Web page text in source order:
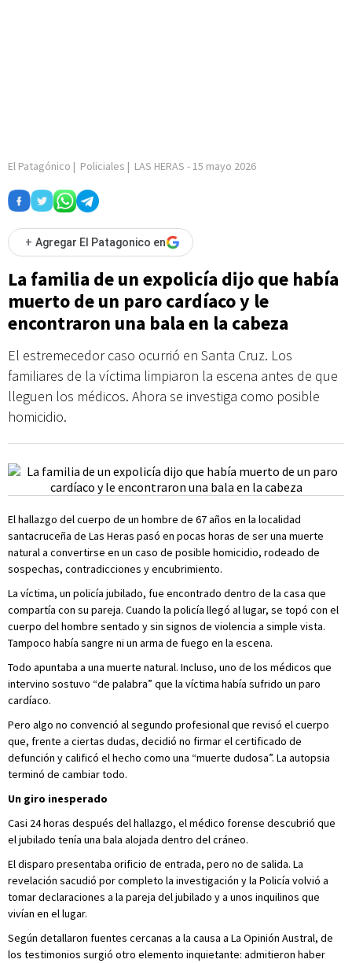
El Patagónico | Policiales | LAS HERAS - 15 mayo 2026
+ Agregar El Patagonico en
La familia de un expolicía dijo que había
muerto de un paro cardíaco y le
encontraron una bala en la cabeza
El estremecedor caso ocurrió en Santa Cruz. Los
familiares de la víctima limpiaron la escena antes de que
lleguen los médicos. Ahora se investiga como posible
homicidio.
El hallazgo del cuerpo de un hombre de 67 años en la localidad
santacruceña de Las Heras pasó en pocas horas de ser una muerte
natural a convertirse en un caso de posible homicidio, rodeado de
sospechas, contradicciones y encubrimiento.
La víctima, un policía jubilado, fue encontrado dentro de la casa que
compartía con su pareja. Cuando la policía llegó al lugar, se topó con el
cuerpo del hombre sentado y sin signos de violencia a simple vista.
Tampoco había sangre ni un arma de fuego en la escena.
Todo apuntaba a una muerte natural. Incluso, uno de los médicos que
intervino sostuvo “de palabra” que la víctima había sufrido un paro
cardíaco.
Pero algo no convenció al segundo profesional que revisó el cuerpo
que, frente a ciertas dudas, decidió no firmar el certificado de
defunción y calificó el hecho como una “muerte dudosa”. La autopsia
terminó de cambiar todo.
Un giro inesperado
Casi 24 horas después del hallazgo, el médico forense descubrió que
el jubilado tenía una bala alojada dentro del cráneo.
El disparo presentaba orificio de entrada, pero no de salida. La
revelación sacudió por completo la investigación y la Policía volvió a
tomar declaraciones a la pareja del jubilado y a unos inquilinos que
vivían en el lugar.
Según detallaron fuentes cercanas a la causa a La Opinión Austral, de
los testimonios surgió otro elemento inquietante: admitieron haber